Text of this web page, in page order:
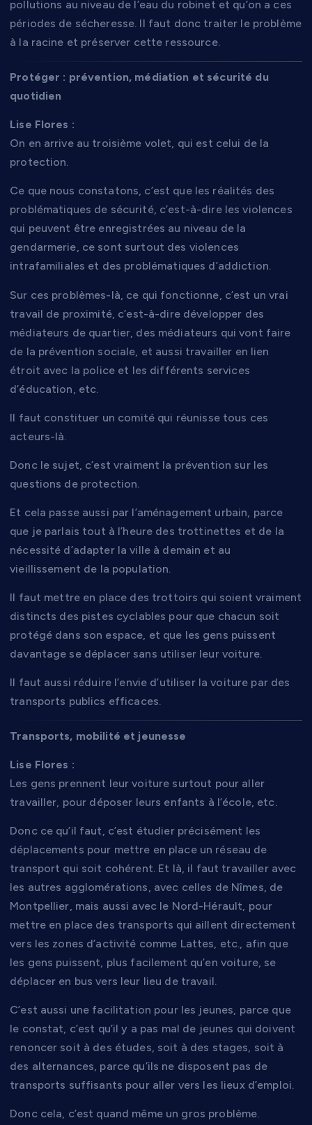
pollutions au niveau de l’eau du robinet et qu’on a ces
périodes de sécheresse. Il faut donc traiter le problème
à la racine et préserver cette ressource.
Protéger : prévention, médiation et sécurité du
quotidien
Lise Flores :
On en arrive au troisième volet, qui est celui de la
protection.
Ce que nous constatons, c’est que les réalités des
problématiques de sécurité, c’est-à-dire les violences
qui peuvent être enregistrées au niveau de la
gendarmerie, ce sont surtout des violences
intrafamiliales et des problématiques d’addiction.
Sur ces problèmes-là, ce qui fonctionne, c’est un vrai
travail de proximité, c’est-à-dire développer des
médiateurs de quartier, des médiateurs qui vont faire
de la prévention sociale, et aussi travailler en lien
étroit avec la police et les différents services
d’éducation, etc.
Il faut constituer un comité qui réunisse tous ces
acteurs-là.
Donc le sujet, c’est vraiment la prévention sur les
questions de protection.
Et cela passe aussi par l’aménagement urbain, parce
que je parlais tout à l’heure des trottinettes et de la
nécessité d’adapter la ville à demain et au
vieillissement de la population.
Il faut mettre en place des trottoirs qui soient vraiment
distincts des pistes cyclables pour que chacun soit
protégé dans son espace, et que les gens puissent
davantage se déplacer sans utiliser leur voiture.
Il faut aussi réduire l’envie d’utiliser la voiture par des
transports publics efficaces.
Transports, mobilité et jeunesse
Lise Flores :
Les gens prennent leur voiture surtout pour aller
travailler, pour déposer leurs enfants à l’école, etc.
Donc ce qu’il faut, c’est étudier précisément les
déplacements pour mettre en place un réseau de
transport qui soit cohérent. Et là, il faut travailler avec
les autres agglomérations, avec celles de Nîmes, de
Montpellier, mais aussi avec le Nord-Hérault, pour
mettre en place des transports qui aillent directement
vers les zones d’activité comme Lattes, etc., afin que
les gens puissent, plus facilement qu’en voiture, se
déplacer en bus vers leur lieu de travail.
C’est aussi une facilitation pour les jeunes, parce que
le constat, c’est qu’il y a pas mal de jeunes qui doivent
renoncer soit à des études, soit à des stages, soit à
des alternances, parce qu’ils ne disposent pas de
transports suffisants pour aller vers les lieux d’emploi.
Donc cela, c’est quand même un gros problème.